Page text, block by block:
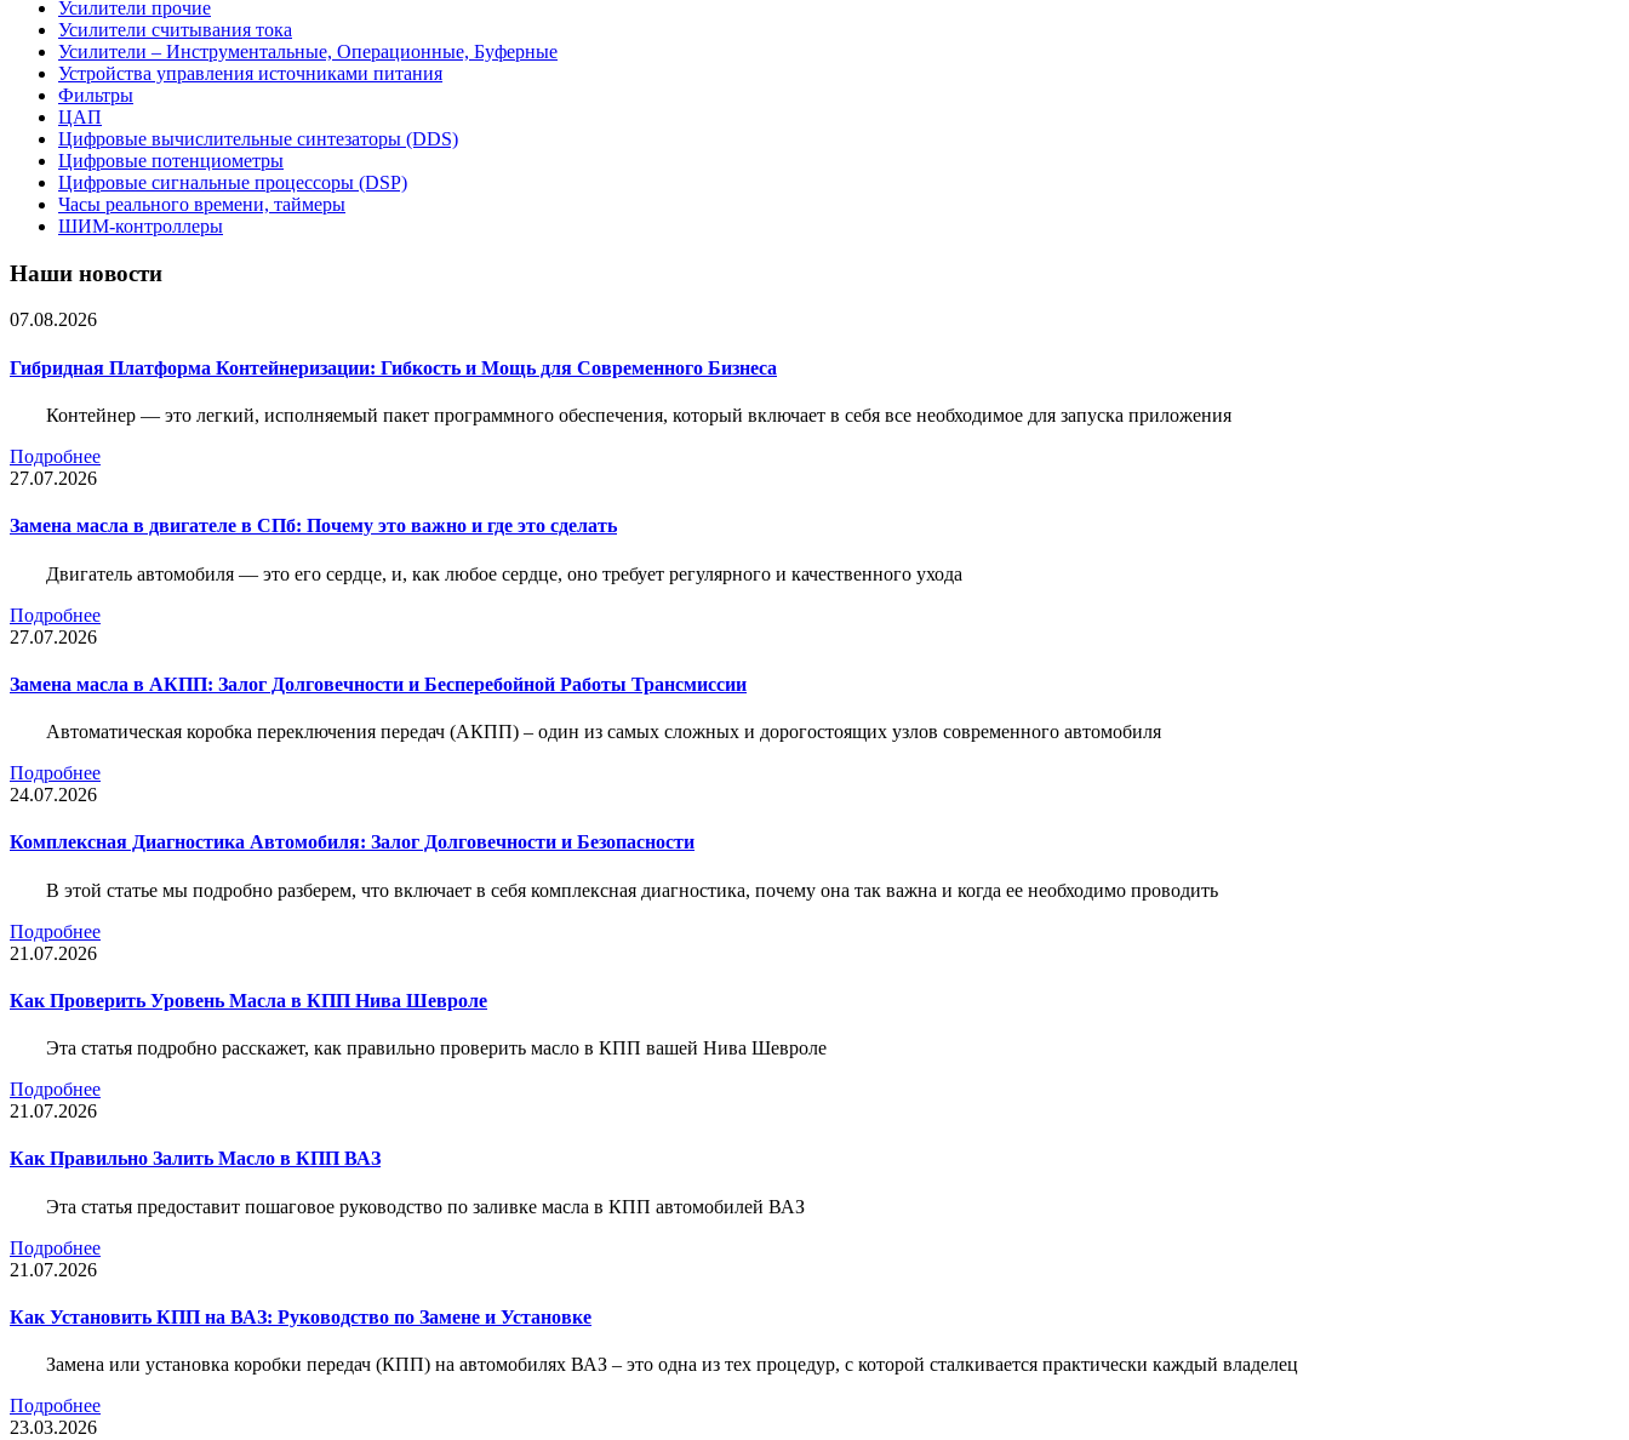
Усилители прочие
Усилители считывания тока
Усилители – Инструментальные, Операционные, Буферные
Устройства управления источниками питания
Фильтры
ЦАП
Цифровые вычислительные синтезаторы (DDS)
Цифровые потенциометры
Цифровые сигнальные процессоры (DSP)
Часы реального времени, таймеры
ШИМ-контроллеры
Наши новости
07.08.2026
Гибридная Платформа Контейнеризации: Гибкость и Мощь для Современного Бизнеса
Контейнер — это легкий, исполняемый пакет программного обеспечения, который включает в себя все необходимое для запуска приложения
Подробнее
27.07.2026
Замена масла в двигателе в СПб: Почему это важно и где это сделать
Двигатель автомобиля — это его сердце, и, как любое сердце, оно требует регулярного и качественного ухода
Подробнее
27.07.2026
Замена масла в АКПП: Залог Долговечности и Бесперебойной Работы Трансмиссии
Автоматическая коробка переключения передач (АКПП) – один из самых сложных и дорогостоящих узлов современного автомобиля
Подробнее
24.07.2026
Комплексная Диагностика Автомобиля: Залог Долговечности и Безопасности
В этой статье мы подробно разберем, что включает в себя комплексная диагностика, почему она так важна и когда ее необходимо проводить
Подробнее
21.07.2026
Как Проверить Уровень Масла в КПП Нива Шевроле
Эта статья подробно расскажет, как правильно проверить масло в КПП вашей Нива Шевроле
Подробнее
21.07.2026
Как Правильно Залить Масло в КПП ВАЗ
Эта статья предоставит пошаговое руководство по заливке масла в КПП автомобилей ВАЗ
Подробнее
21.07.2026
Как Установить КПП на ВАЗ: Руководство по Замене и Установке
Замена или установка коробки передач (КПП) на автомобилях ВАЗ – это одна из тех процедур, с которой сталкивается практически каждый владелец
Подробнее
23.03.2026